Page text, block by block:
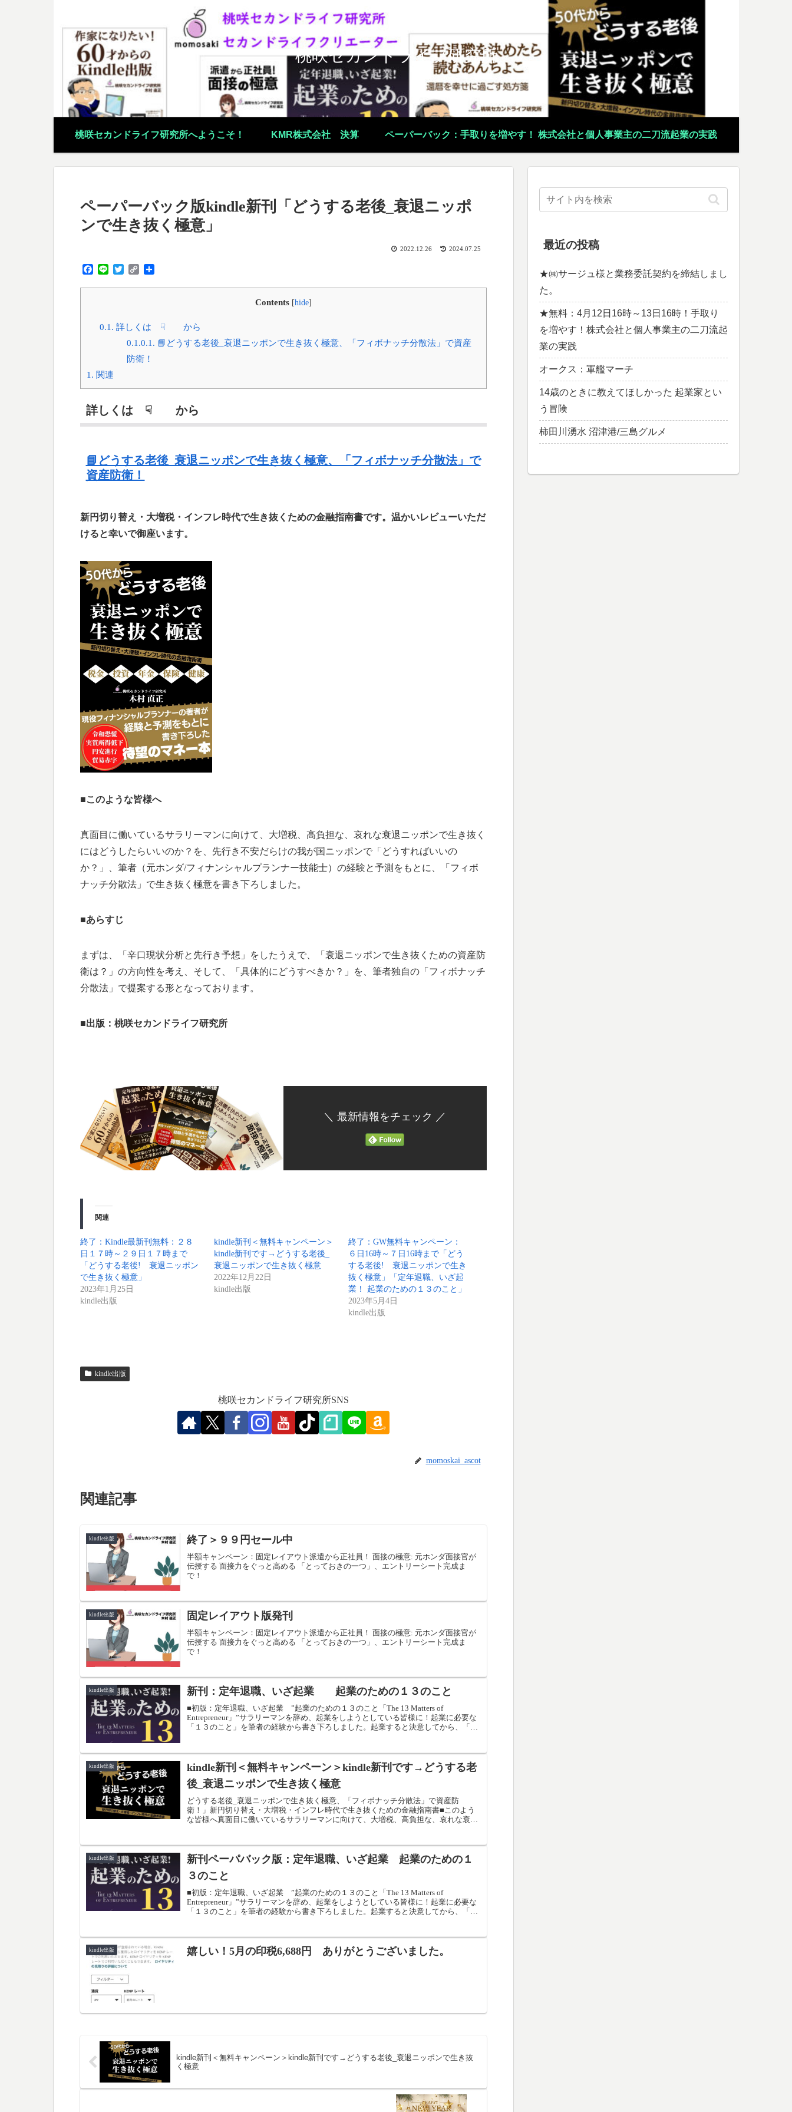
桃咲セカンドライフ研究所
桃咲セカンドライフ研究所へようこそ！ KMR株式会社 決算 ペーパーバック：手取りを増やす！ 株式会社と個人事業主の二刀流起業の実践
ペーパーバック版kindle新刊「どうする老後_衰退ニッポ
ンで生き抜く極意」
2022.12.26 2024.07.25
c
n
i
e
p
i
n
k
Contents [hide]
0.1. 詳しくは ☟ から
0.1.0.1. 📘どうする老後_衰退ニッポンで生き抜く極意、「フィボナッチ分散法」で資産
防衛！
1. 関連
詳しくは ☟ から
📘どうする老後_衰退ニッポンで生き抜く極意、「フィボナッチ分散法」で
資産防衛！
新円切り替え・大増税・インフレ時代で生き抜くための金融指南書です。温かいレビューいただ
けると幸いで御座います。
■このような皆様へ
真面目に働いているサラリーマンに向けて、大増税、高負担な、哀れな衰退ニッポンで生き抜く
にはどうしたらいいのか？を、先行き不安だらけの我が国ニッポンで「どうすればいいの
か？」、筆者（元ホンダ/フィナンシャルプランナー技能士）の経験と予測をもとに、「フィボ
ナッチ分散法」で生き抜く極意を書き下ろしました。
■あらすじ
まずは、「辛口現状分析と先行き予想」をしたうえで、「衰退ニッポンで生き抜くための資産防
衛は？」の方向性を考え、そして、「具体的にどうすべきか？」を、筆者独自の「フィボナッチ
分散法」で提案する形となっております。
■出版：桃咲セカンドライフ研究所
＼ 最新情報をチェック ／
関連
終了：Kindle最新刊無料：２８
日１７時～２９日１７時まで
「どうする老後! 衰退ニッポン
で生き抜く極意」
2023年1月25日
kindle出版
kindle新刊＜無料キャンペーン＞
kindle新刊です→どうする老後_
衰退ニッポンで生き抜く極意
2022年12月22日
kindle出版
終了：GW無料キャンペーン：
６日16時～７日16時まで「どう
する老後! 衰退ニッポンで生き
抜く極意」「定年退職、いざ起
業！ 起業のための１３のこと」
2023年5月4日
kindle出版
kindle出版
桃咲セカンドライフ研究所SNS
momoskai_ascot
関連記事
kindle出版 終了＞９９円セール中
半額キャンペーン：固定レイアウト派遣から正社員！ 面接の極意: 元ホンダ面接官が
伝授する 面接力をぐっと高める 「とっておきの一つ」、エントリーシート完成ま
で！
kindle出版 固定レイアウト版発刊
半額キャンペーン：固定レイアウト派遣から正社員！ 面接の極意: 元ホンダ面接官が
伝授する 面接力をぐっと高める 「とっておきの一つ」、エントリーシート完成ま
で！
kindle出版 新刊：定年退職、いざ起業 起業のための１３のこと
■初版：定年退職、いざ起業 ”起業のための１３のこと「The 13 Matters of
Entrepreneur」”サラリーマンを辞め、起業をしようとしている皆様に！起業に必要な
「１３のこと」を筆者の経験から書き下ろしました。起業すると決意してから、「い
kindle出版
kindle新刊＜無料キャンペーン＞kindle新刊です→どうする老
後_衰退ニッポンで生き抜く極意
どうする老後_衰退ニッポンで生き抜く極意、「フィボナッチ分散法」で資産防
衛！」新円切り替え・大増税・インフレ時代で生き抜くための金融指南書■このよう
な皆様へ真面目に働いているサラリーマンに向けて、大増税、高負担な、哀れな衰退
の経験と予測をもとに、「フィボナッチ分散法」で生き抜く極意を書き下ろしまし
た。
kindle出版
新刊ペーパバック版：定年退職、いざ起業 起業のための１
３のこと
■初版：定年退職、いざ起業 ”起業のための１３のこと「The 13 Matters of
Entrepreneur」”サラリーマンを辞め、起業をしようとしている皆様に！起業に必要な
「１３のこと」を筆者の経験から書き下ろしました。起業すると決意してから、「い
kindle出版 嬉しい！5月の印税6,688円 ありがとうございました。
kindle新刊＜無料キャンペーン＞kindle新刊です→どうする老後_衰退ニッポンで生き抜
く極意
最近の投稿
★㈱サージュ様と業務委託契約を締結しまし
た。
★無料：4月12日16時～13日16時！手取り
を増やす！株式会社と個人事業主の二刀流起
業の実践
オークス：軍艦マーチ
14歳のときに教えてほしかった 起業家とい
う冒険
柿田川湧水 沼津港/三島グルメ